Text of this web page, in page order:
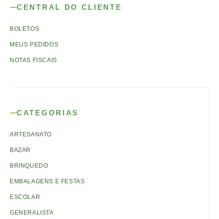
CENTRAL DO CLIENTE
BOLETOS
MEUS PEDIDOS
NOTAS FISCAIS
CATEGORIAS
ARTESANATO
BAZAR
BRINQUEDO
EMBALAGENS E FESTAS
ESCOLAR
GENERALISTA